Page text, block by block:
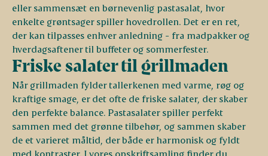
eller sammensæt en børnevenlig pastasalat, hvor
enkelte grøntsager spiller hovedrollen. Det er en ret,
der kan tilpasses enhver anledning - fra madpakker og
hverdagsaftener til buffeter og sommerfester.
Friske salater til grillmaden
Når grillmaden fylder tallerkenen med varme, røg og
kraftige smage, er det ofte de friske salater, der skaber
den perfekte balance. Pastasalater spiller perfekt
sammen med det grønne tilbehør, og sammen skaber
de et varieret måltid, der både er harmonisk og fyldt
med kontraster. I vores opskriftsamling finder du